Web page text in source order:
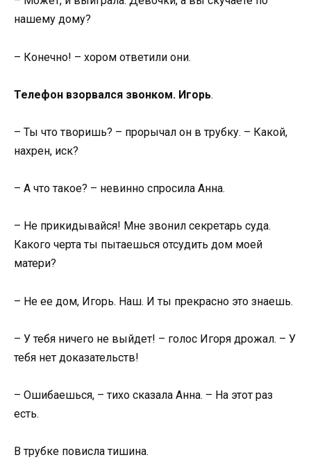
нашему дому?
– Конечно! – хором ответили они.
Телефон взорвался звонком. Игорь.
– Ты что творишь? – прорычал он в трубку. – Какой,
нахрен, иск?
– А что такое? – невинно спросила Анна.
– Не прикидывайся! Мне звонил секретарь суда.
Какого черта ты пытаешься отсудить дом моей
матери?
– Не ее дом, Игорь. Наш. И ты прекрасно это знаешь.
– У тебя ничего не выйдет! – голос Игоря дрожал. – У
тебя нет доказательств!
– Ошибаешься, – тихо сказала Анна. – На этот раз
есть.
В трубке повисла тишина.